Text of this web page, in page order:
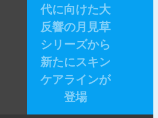
代に向けた大
反響の月見草
シリーズから
新たにスキン
ケアラインが
登場